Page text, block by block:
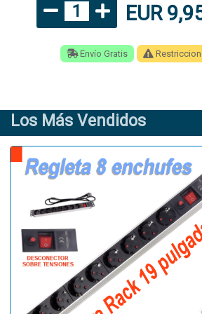
1 EUR
Envío Gratis
Los Más Vendidos